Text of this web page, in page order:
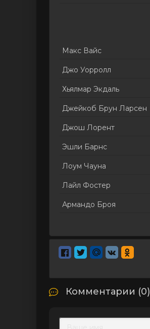
Макс Вайс
Джо Уорролл
Хьялмар Экдаль
Джейкоб Брун Ларсен
Джош Лорент
Эшли Барнс
Лоум Чауна
Лайл Фостер
Армандо Броя
Комментарии (0)